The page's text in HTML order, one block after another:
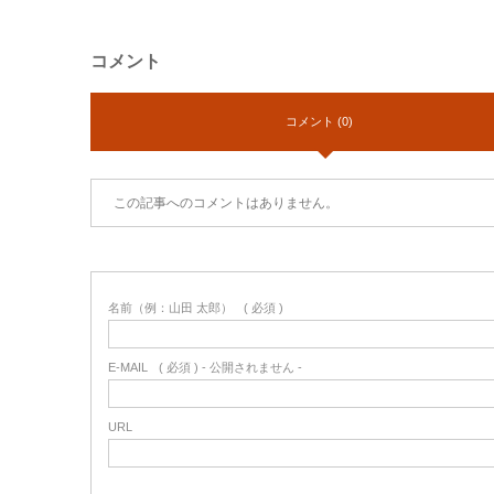
コメント
コメント (0)
この記事へのコメントはありません。
名前（例：山田 太郎） ( 必須 )
E-MAIL ( 必須 ) - 公開されません -
URL